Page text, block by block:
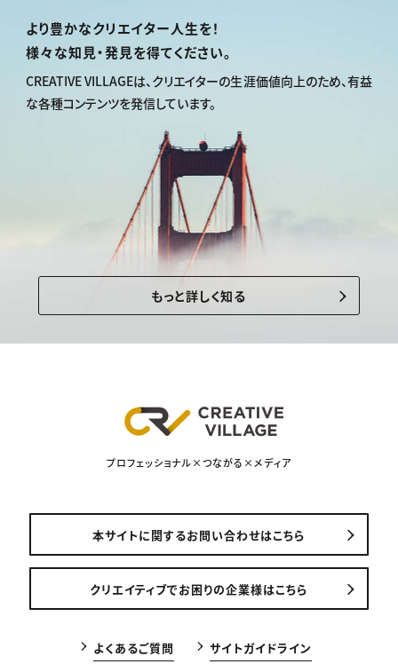
より豊かなクリエイター人生を！
様々な知見・発見を得てください。
CREATIVE VILLAGEは、クリエイターの生涯価値向上のため、有益
な各種コンテンツを発信しています。
もっと詳しく知る
プロフェッショナル×つながる×メディア
本サイトに関するお問い合わせはこちら
クリエイティブでお困りの企業様はこちら
よくあるご質問 サイトガイドライン